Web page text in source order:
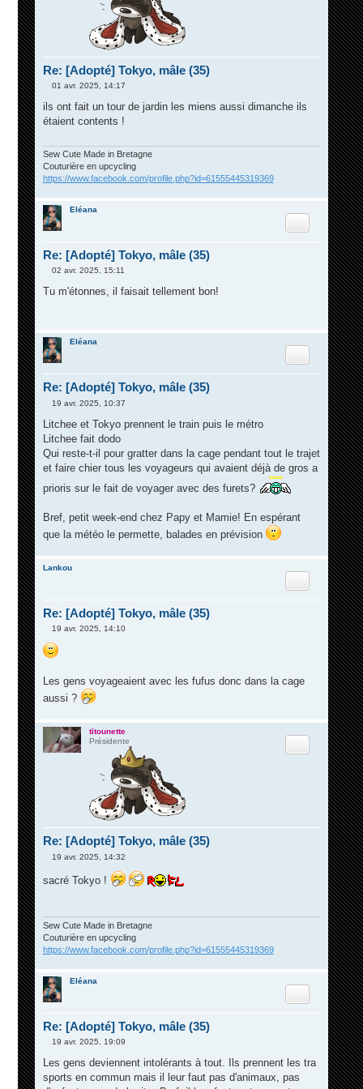
Re: [Adopté] Tokyo, mâle (35)
s
s
e
01 avr. 2025, 14:17
ils ont fait un tour de jardin les miens aussi dimanche ils
étaient contents !
Sew Cute Made in Bretagne
Couturière en upcycling
https://www.facebook.com/profile.php?id=61555445319369
Eléana
Re: [Adopté] Tokyo, mâle (35)
e
s
e
02 avr. 2025, 15:11
Tu m'étonnes, il faisait tellement bon!
Eléana
Re: [Adopté] Tokyo, mâle (35)
e
s
s
g
e
19 avr. 2025, 10:37
Litchee et Tokyo prennent le train puis le métro
Litchee fait dodo
Qui reste-t-il pour gratter dans la cage pendant tout le trajet
et faire chier tous les voyageurs qui avaient déjà de gros a
prioris sur le fait de voyager avec des furets?
Bref, petit week-end chez Papy et Mamie! En espérant
que la météo le permette, balades en prévision
Lankou
Re: [Adopté] Tokyo, mâle (35)
e
s
g
e
19 avr. 2025, 14:10
Les gens voyageaient avec les fufus donc dans la cage
aussi ?
titounette
Présidente
Re: [Adopté] Tokyo, mâle (35)
s
e
19 avr. 2025, 14:32
sacré Tokyo !
Sew Cute Made in Bretagne
Couturière en upcycling
https://www.facebook.com/profile.php?id=61555445319369
Eléana
Re: [Adopté] Tokyo, mâle (35)
s
s
19 avr. 2025, 19:09
Les gens deviennent intolérants à tout. Ils prennent les tra
sports en commun mais il leur faut pas d'animaux, pas